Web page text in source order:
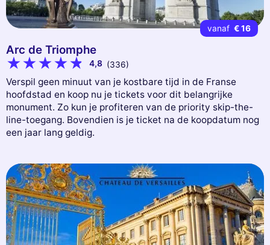
vanaf € 16
Arc de Triomphe
4,8 (336)
Verspil geen minuut van je kostbare tijd in de Franse
hoofdstad en koop nu je tickets voor dit belangrijke
monument. Zo kun je profiteren van de priority skip-the-
line-toegang. Bovendien is je ticket na de koopdatum nog
een jaar lang geldig.